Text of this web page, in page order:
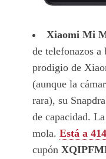
Xiaomi Mi
de telefonazos a
prodigio de
(aunque la
rara), su
de capacidad.
mola. Está a
cupón